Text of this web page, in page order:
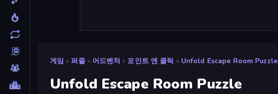
게임 » 퍼즐 » 어드벤처 » 포인트 앤 클릭 » Unfold Escape Room Puzzle
Unfold Escape Room Puzzle